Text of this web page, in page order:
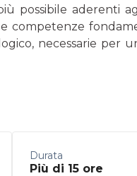
possibile aderenti
competenze
necessarie per
Durata
Più di 15 ore